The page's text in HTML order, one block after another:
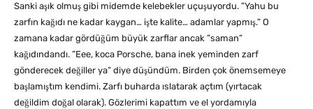
Sanki aşık olmuş gibi midemde kelebekler uçuşuyordu. ”Yahu bu
zarfın kağıdı ne kadar kaygan… işte kalite… adamlar yapmış.” O
zamana kadar gördüğüm büyük zarflar ancak ”saman”
kağıdındandı. ”Eee, koca Porsche, bana inek yeminden zarf
gönderecek değiller ya” diye düşündüm. Birden çok önemsemeye
başlamıştım kendimi. Zarfı buharda ıslatarak açtım (yırtacak
değildim doğal olarak). Gözlerimi kapattım ve el yordamıyla